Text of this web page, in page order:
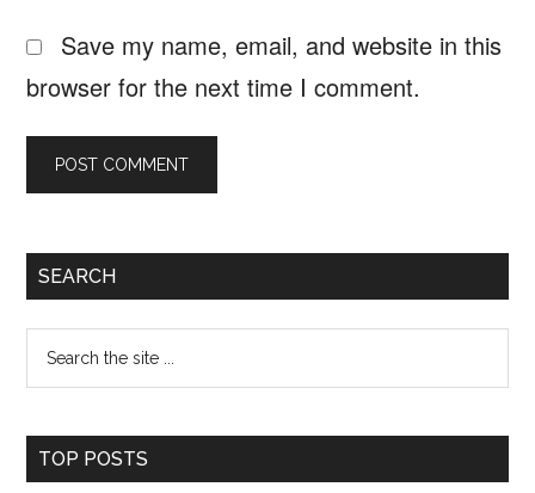
Save my name, email, and website in this
browser for the next time I comment.
Primary
SEARCH
Search
the
site
...TOP POSTS